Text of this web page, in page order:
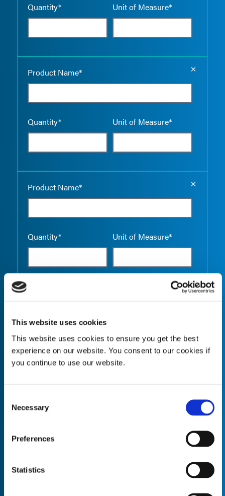
This website uses cookies
This website uses cookies to ensure you get the best
experience on our website. You consent to our cookies if
you continue to use our website.
Selection
Necessary
Preferences
Statistics
Quantity* Unit of Measure*
Product Name*
Quantity* Unit of Measure*
Product Name*
Quantity* Unit of Measure*
Quantity* Unit of Measure*
Quantity*
Empty